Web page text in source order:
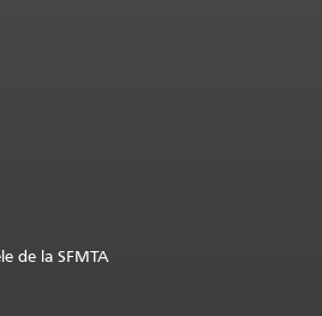
page.
de la SFMTA